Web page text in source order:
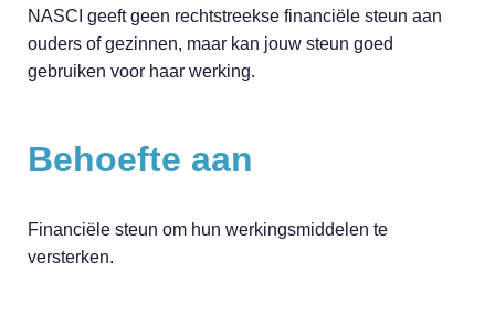
NASCI geeft geen rechtstreekse financiële steun aan
ouders of gezinnen, maar kan jouw steun goed
gebruiken voor haar werking.
Behoefte aan
Financiële steun om hun werkingsmiddelen te
versterken.